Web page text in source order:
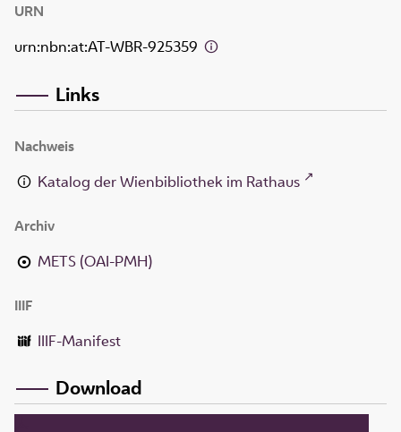
URN
urn:nbn:at:AT-WBR-925359
Links
Nachweis
Katalog der Wienbibliothek im Rathaus
Archiv
METS (OAI-PMH)
IIIF
IIIF-Manifest
Download